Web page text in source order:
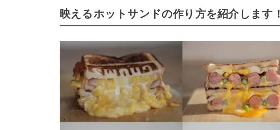
映えるホットサンドの作り方を紹介します！